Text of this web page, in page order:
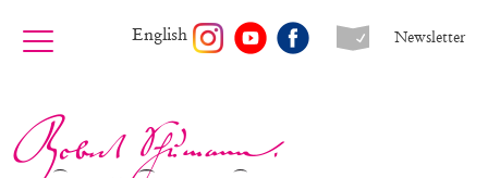
Newsletter
English